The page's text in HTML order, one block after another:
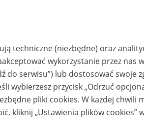
zadawanie pytań i
możesz sprawdzić swoje
masz dostęp do
masz dostę do
Jeśli jesteś płatnikiem
możesz skorzystać z
ubezpieczeń, wypełnisz
techniczne (niezbędne) oraz
wykorzystanie przez nas
do serwisu”) lub dostosować swoje
wybierzesz przycisk „Odrzuć
pliki cookies. W każdej chwili
kliknij „Ustawienia plików cookies”